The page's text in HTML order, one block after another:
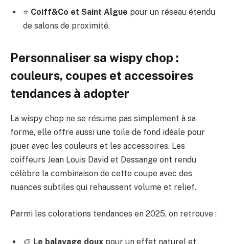
⭐ Coiff&Co et Saint Algue pour un réseau étendu
de salons de proximité.
Personnaliser sa wispy chop :
couleurs, coupes et accessoires
tendances à adopter
La wispy chop ne se résume pas simplement à sa
forme, elle offre aussi une toile de fond idéale pour
jouer avec les couleurs et les accessoires. Les
coiffeurs Jean Louis David et Dessange ont rendu
célèbre la combinaison de cette coupe avec des
nuances subtiles qui rehaussent volume et relief.
Parmi les colorations tendances en 2025, on retrouve :
🎨 Le balayage doux pour un effet naturel et